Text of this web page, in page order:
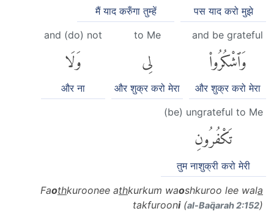
पस याद करो मुझे
मैं याद करुँगा तुम्हें
and be grateful
وَٱشْكُرُوا۟
और शुक्र करो मेरा
to Me
لِى
और शुक्र करो मेरा
and (do) not
وَلَا
और ना
(be) ungrateful to Me
تَكْفُرُونِ
तुम नाशुक्री करो मेरी
Faothkuroonee athkurkum waoshkuroo lee wala
takfurooni(al-Baq̈arah 2:152)